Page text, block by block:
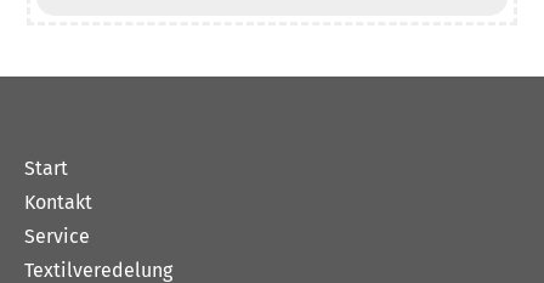
Start
Kontakt
Service
Textilveredelung